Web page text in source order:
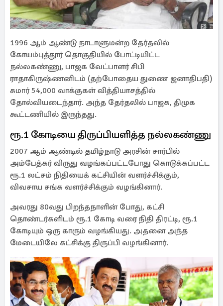
1996 ஆம் ஆண்டு நாடாளுமன்ற தேர்தலில்
கோயம்புத்தூர் தொகுதியில் போட்டியிட்ட
நல்லகண்ணு, பாஜக வேட்பாளர் சிபி
ராதாகிருஷ்ணனிடம் (தற்போதைய துணை ஜனாதிபதி)
சுமார் 54,000 வாக்குகள் வித்தியாசத்தில்
தோல்வியடைந்தார். அந்த தேர்தலில் பாஜக, திமுக
கூட்டணியில் இருந்தது.
ரூ.1 கோடியை திருப்பியளித்த நல்லகண்ணு
2007 ஆம் ஆண்டில் தமிழ்​நாடு அரசின் சார்​பில்
அம்பேத்கர் விருது வழங்​கப்​பட்​ட​போது கொடுக்​கப்​பட்ட
ரூ.1 லட்சம் நிதி​யைக் கட்சியின் வளர்ச்​சிக்​கும்,
விவசாய சங்க வளர்ச்​சிக்​கும் வழங்​கி​னார்.
அவரது 80வது பிறந்தநாளின் போது, கட்சி
தொண்டர்களிடம் ரூ.1 கோடி வரை நிதி திரட்டி, ரூ.1
கோடியும் ஒரு காரும் வழங்கியது. அதனை அந்த
மேடையிலே கட்சிக்கு திருப்பி வழங்கினார்.